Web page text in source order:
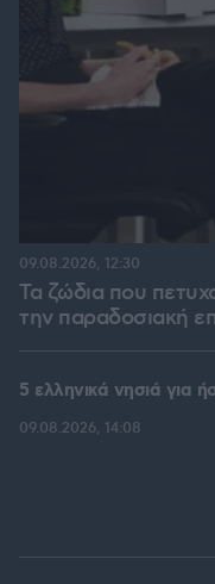
Τα ζώδια που
την παραδοσιακή
09.08.2026, 12:30
5 ελληνικά νησιά για
09.08.2026, 14:08